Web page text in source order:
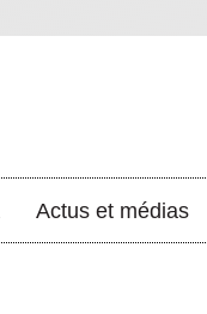
Actus et médias